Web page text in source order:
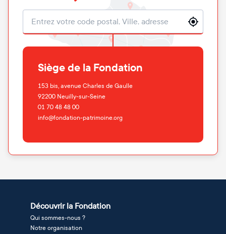
Localisation
Siège de la Fondation
153 bis, avenue Charles de Gaulle
92200 Neuilly-sur-Seine
01 70 48 48 00
info@fondation-patrimoine.org
Découvrir la Fondation
Qui sommes-nous ?
Notre organisation